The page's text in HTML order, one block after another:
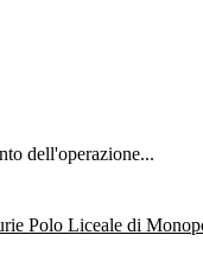
dell'operazione...